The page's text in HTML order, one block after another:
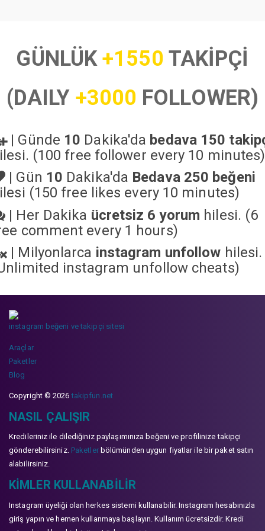
GÜNLÜK+1550 TAKİPÇİ
(DAILY +3000 FOLLOWER)
| Günde 10 Dakika'da bedava 150
(100 free follower every 10 minutes)
| Gün 10 Dakika'da Bedava 250 beğeni
(150 free likes every 10 minutes)
| Her Dakika ücretsiz 6 yorum hilesi. (6
comment every 1 hours)
| Milyonlarca instagram unfollow hilesi.
instagram unfollow cheats)
instagram beğeni ve takipçi sitesi
Araçlar
Paketler
Blog
Copyright © 2026takipfun.net
NASIL ÇALIŞIR
Kredileriniz ile dilediğiniz paylaşımınıza beğeni ve profilinize takipçi
gönderebilirsiniz. Paketlerbölümünden uygun fiyatlar ile bir paket satın
alabilirsiniz.
KIMLER KULLANABILIR
Instagram üyeliği olan herkes sistemi kullanabilir. Instagram hesabınızla
giriş yapın ve hemen kullanmaya başlayın. Kullanım ücretsizdir. Kredi